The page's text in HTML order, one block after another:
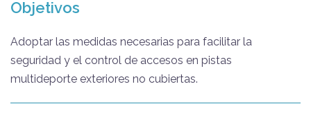
Objetivos
Adoptar las medidas necesarias para facilitar la
seguridad y el control de accesos en pistas
multideporte exteriores no cubiertas.